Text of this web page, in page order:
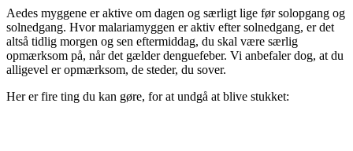
Aedes myggene er aktive om dagen og særligt lige før solopgang og
solnedgang. Hvor malariamyggen er aktiv efter solnedgang, er det
altså tidlig morgen og sen eftermiddag, du skal være særlig
opmærksom på, når det gælder denguefeber. Vi anbefaler dog, at du
alligevel er opmærksom, de steder, du sover.
Her er fire ting du kan gøre, for at undgå at blive stukket: